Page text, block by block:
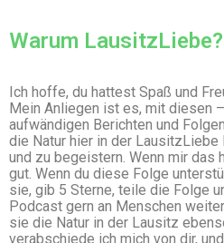
Warum LausitzLiebe?
Ich hoffe, du hattest Spaß und
Mein Anliegen ist es, mit diesen
aufwändigen Berichten und
die Natur hier in der
und zu begeistern. Wenn mir das
gut. Wenn du diese Folge
sie, gib 5 Sterne, teile die Folge
Podcast gern an Menschen
sie die Natur in der Lausitz
verabschiede ich mich von dir,